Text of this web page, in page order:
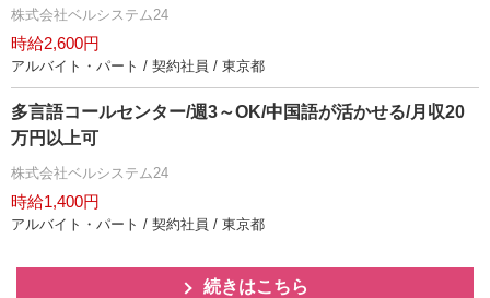
株式会社ベルシステム24
時給2,600円
アルバイト・パート / 契約社員 / 東京都
多言語コールセンター/週3～OK/中国語が活かせる/月収20
万円以上可
株式会社ベルシステム24
時給1,400円
アルバイト・パート / 契約社員 / 東京都
続きはこちら